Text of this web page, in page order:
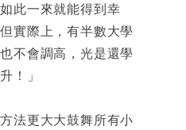
此一來就能得到幸
實際上，有半數大學
不會調高，光是還學
！」
法更大大鼓舞所有小